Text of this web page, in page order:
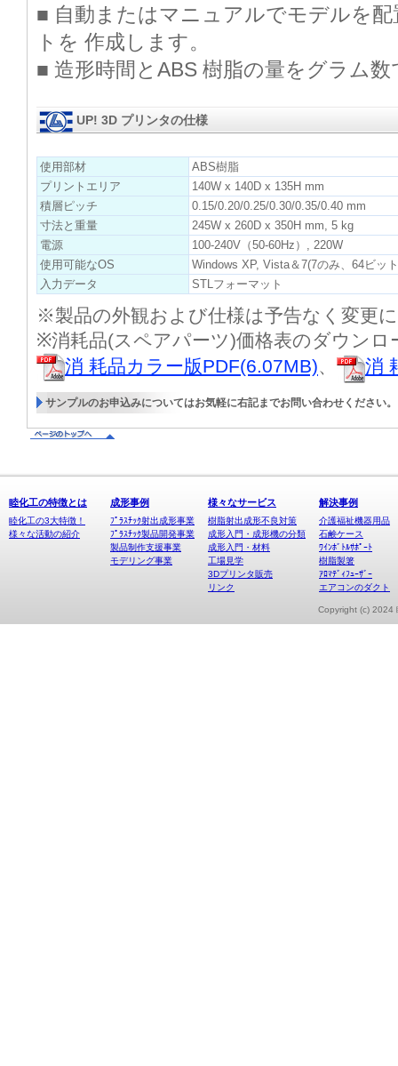
■ 自動またはマニュアルでモデルを
トを 作成します。
■ 造形時間とABS 樹脂の量をグラム
UP! 3D プリンタの仕様
使用部材
ABS樹脂
プリントエリア
140W x 140D x 135H mm
積層ピッチ
0.15/0.20/0.25/0.30/0.35/0.40 mm
寸法と重量
245W x 260D x 350H mm, 5 kg
電源
100-240V（50-60Hz）, 220W
使用可能なOS
Windows XP, Vista＆7(7のみ、64ビッ
入力データ
STLフォーマット
※製品の外観および仕様は予告なく変更
※消耗品(スペアパーツ)価格表のダウンロ
消 耗品カラー版PDF(6.07MB)、 消
サンプルのお申込みについてはお気軽に右記までお問い合わせください。
睦化工の特徴とは
睦化工の3大特徴！
様々な活動の紹介
成形事例
ﾌﾟﾗｽﾁｯｸ射出成形事業
ﾌﾟﾗｽﾁｯｸ製品開発事業
製品制作支援事業
モデリング事業
様々なサービス
樹脂射出成形不良対策
成形入門・成形機の分類
成形入門・材料
工場見学
3Dプリンタ販売
リンク
解決事例
介護福祉機器用品
石鹸ケース
ﾜｲﾝﾎﾞﾄﾙｻﾎﾟｰﾄ
樹脂製箸
ｱﾛﾏﾃﾞｨﾌｭｰｻﾞｰ
エアコンのダクト
Copyright (c)